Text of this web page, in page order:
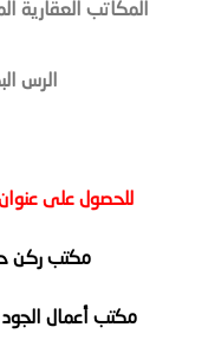
المكاتب
الرس
للحصول على
مكتب ركن
مكتب أعمال الجود